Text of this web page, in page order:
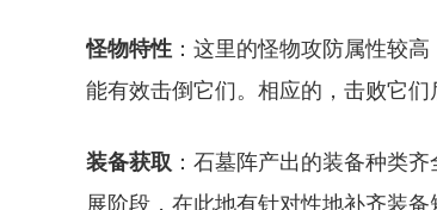
怪物特性 ：这里的怪物攻防属性较
能有效击倒它们。相应的，击败它们
装备获取 ：石墓阵产出的装备种类
展阶段，在此地有针对性地补齐装备